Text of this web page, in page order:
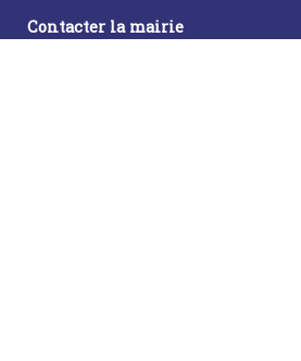
Contacter la mairie